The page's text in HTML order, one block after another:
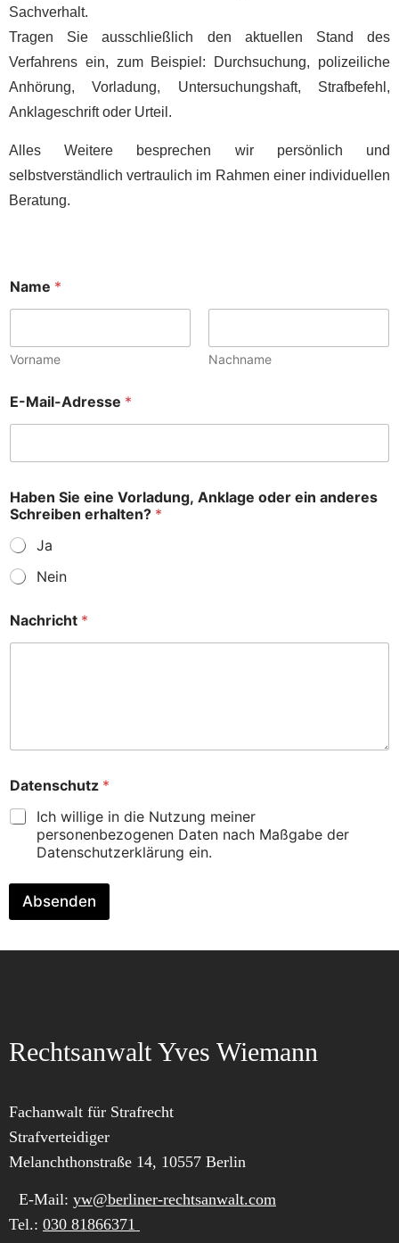
Sachverhalt.
Tragen Sie ausschließlich den aktuellen Stand des
Verfahrens ein, zum Beispiel: Durchsuchung, polizeiliche
Anhörung, Vorladung, Untersuchungshaft, Strafbefehl,
Anklageschrift oder Urteil.
Alles Weitere besprechen wir persönlich und
selbstverständlich vertraulich im Rahmen einer individuellen
Beratung.
Name *
Vorname Nachname
-
M
i
-
A
d
r
e
s
*
e
e
?
E-Mail-Adresse *
Haben Sie eine Vorladung, Anklage oder ein anderes
Schreiben erhalten? *
Ja
Nein
Nachricht *
Datenschutz *
Ich willige in die Nutzung meiner
personenbezogenen Daten nach Maßgabe der
Datenschutzerklärung ein.
Absenden
Rechtsanwalt Yves Wiemann
Fachanwalt für Strafrecht
Strafverteidiger
Melanchthonstraße 14, 10557 Berlin
E-Mail: yw@berliner-rechtsanwalt.com
Tel.: 030 81866371